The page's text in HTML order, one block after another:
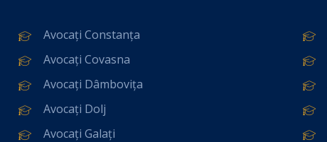
Avocați Constanța
Avocați Covasna
Avocați Dâmbovița
Avocați Dolj
Avocați Galați